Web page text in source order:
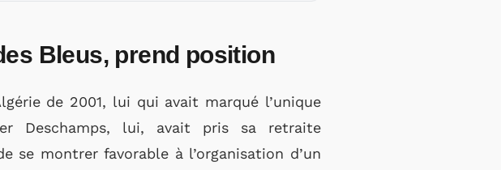
Bleus, prend position
de 2001, lui qui avait marqué l’unique
Deschamps, lui, avait pris sa retraite
se montrer favorable à l’organisation d’un